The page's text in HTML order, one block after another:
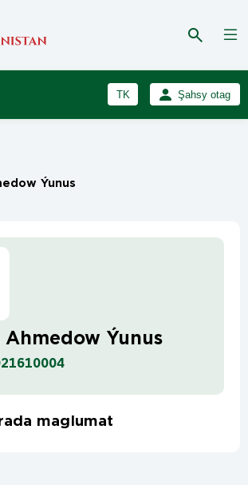
TK
RU
Şahsy otag
Ýunus
Ahmedow Ýunus
maglumat